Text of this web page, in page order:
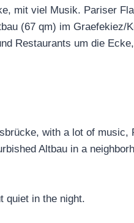
mit viel Musik. Pariser
(67 qm) im Graefekiez/
Restaurants um die
with a lot of music,
Altbau in a
quiet in the night.